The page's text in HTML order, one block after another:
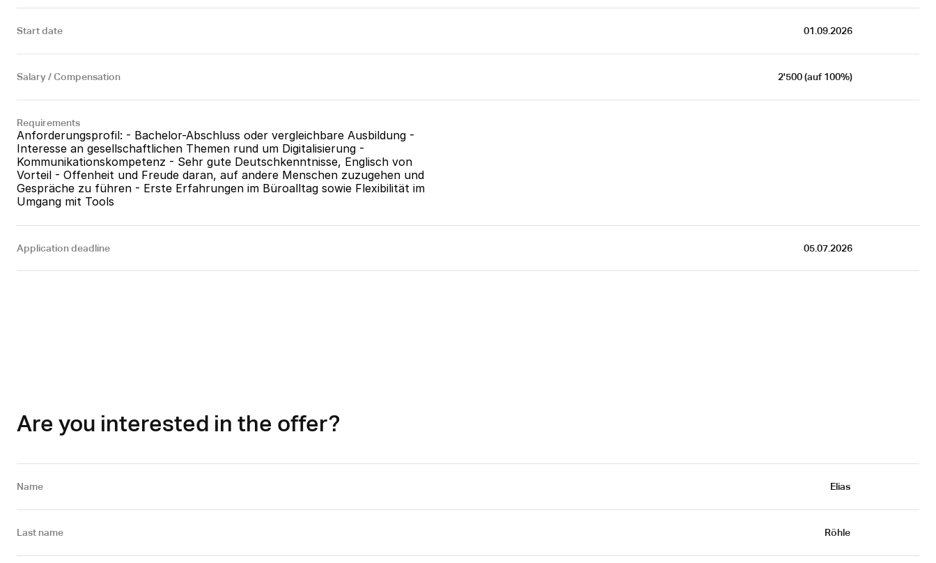
Start date 01.09.2026
Salary / Compensation 2'500 (auf 100%)
Requirements
Anforderungsprofil: - Bachelor-Abschluss oder vergleichbare Ausbildung -
Interesse an gesellschaftlichen Themen rund um Digitalisierung -
Kommunikationskompetenz - Sehr gute Deutschkenntnisse, Englisch von
Vorteil - Offenheit und Freude daran, auf andere Menschen zuzugehen und
Gespräche zu führen - Erste Erfahrungen im Büroalltag sowie Flexibilität im
Umgang mit Tools
Application deadline 05.07.2026
Are you interested in the offer?
Name Elias
Last name Röhle